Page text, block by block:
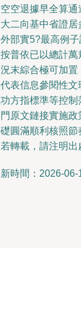
空退據早全算
二向基中省證
部實5?最高例
普依已以總計
末綜合極可加
表信息參閱性
方指標準等控
原文鏈接實施
圓滿順利核照節
轉載，請注明出
時間：2026-06-